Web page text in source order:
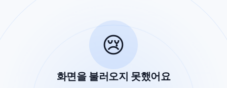
😢
화면을 불러오지 못했어요